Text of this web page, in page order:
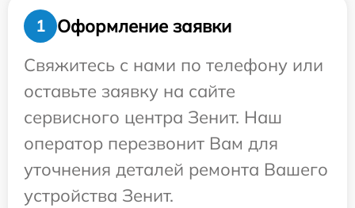
1
Оформление заявки
Свяжитесь с нами по телефону или
оставьте заявку на сайте
сервисного центра Зенит. Наш
оператор перезвонит Вам для
уточнения деталей ремонта Вашего
устройства Зенит.